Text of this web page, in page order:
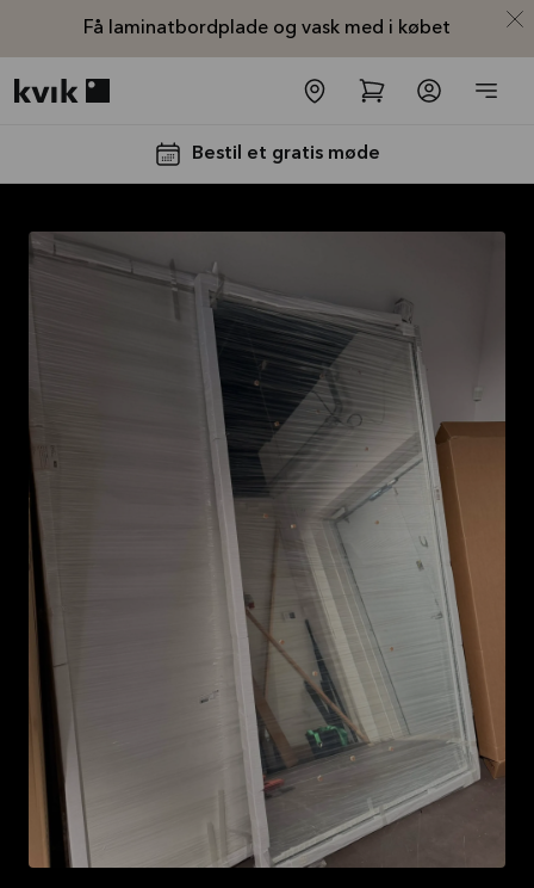
Få laminatbordplade og vask med i købet
Bestil et gratis møde
Laminatbordplade
og vask med i
købet
Tilbuddet gælder indtil
Se mere